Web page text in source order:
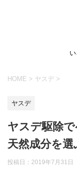
HOME > ヤスデ >
ヤスデ
ヤスデ駆除で
天然成分を選
投稿日： 2019年7月31日